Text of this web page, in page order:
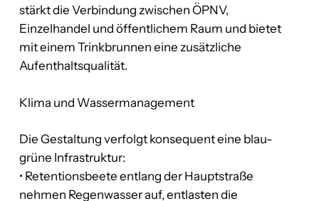
stärkt die Verbindung zwischen ÖPNV,
Einzelhandel und öffentlichem Raum und bietet
mit einem Trinkbrunnen eine zusätzliche
Aufenthaltsqualität.
Klima und Wassermanagement
Die Gestaltung verfolgt konsequent eine blau-
grüne Infrastruktur:
• Retentionsbeete entlang der Hauptstraße
nehmen Regenwasser auf, entlasten die